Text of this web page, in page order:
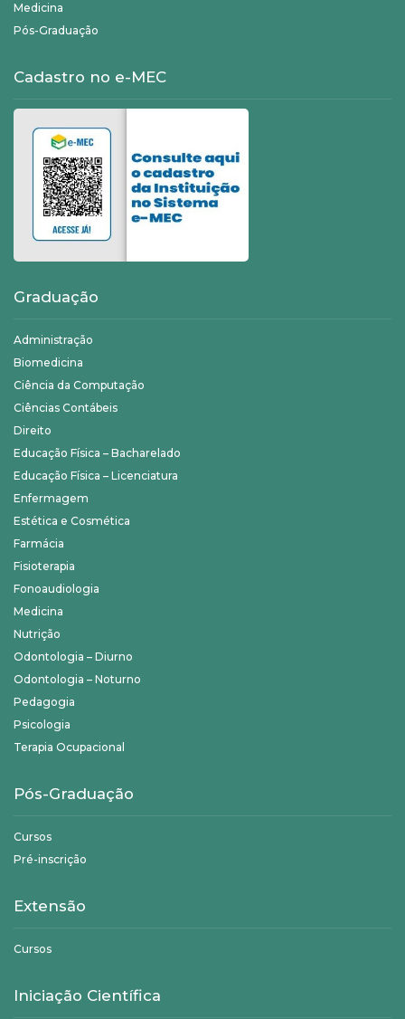
Medicina
Pós-Graduação
Cadastro no e-MEC
Graduação
Administração
Biomedicina
Ciência da Computação
Ciências Contábeis
Direito
Educação Física – Bacharelado
Educação Física – Licenciatura
Enfermagem
Estética e Cosmética
Farmácia
Fisioterapia
Fonoaudiologia
Medicina
Nutrição
Odontologia – Diurno
Odontologia – Noturno
Pedagogia
Psicologia
Terapia Ocupacional
Pós-Graduação
Cursos
Pré-inscrição
Extensão
Cursos
Iniciação Científica